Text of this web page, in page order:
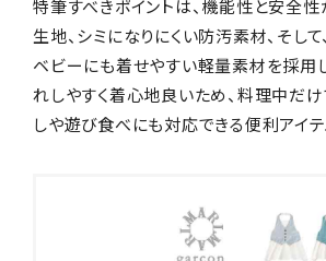
特筆すべきポイントは、機能性と安全
生地、シミになりにくい防汚素材、そして
ベビーにも着せやすい軽量素材を採用
れしやすく着心地良いため、料理中だけ
しや遊び食べにも対応できる便利アイテ